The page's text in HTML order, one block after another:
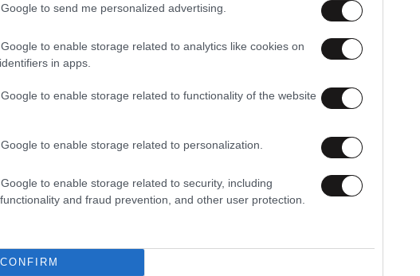
to send me personalized advertising.
to enable storage related to analytics like cookies on
in apps.
to enable storage related to functionality of the website
to enable storage related to personalization.
to enable storage related to security, including
and fraud prevention, and other user protection.
CONFIRM